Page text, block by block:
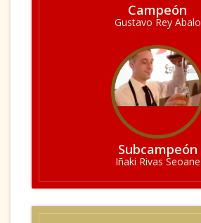
Campeón
Gustavo Rey Abalo
Subcampeón
Iñaki Rivas Seoane